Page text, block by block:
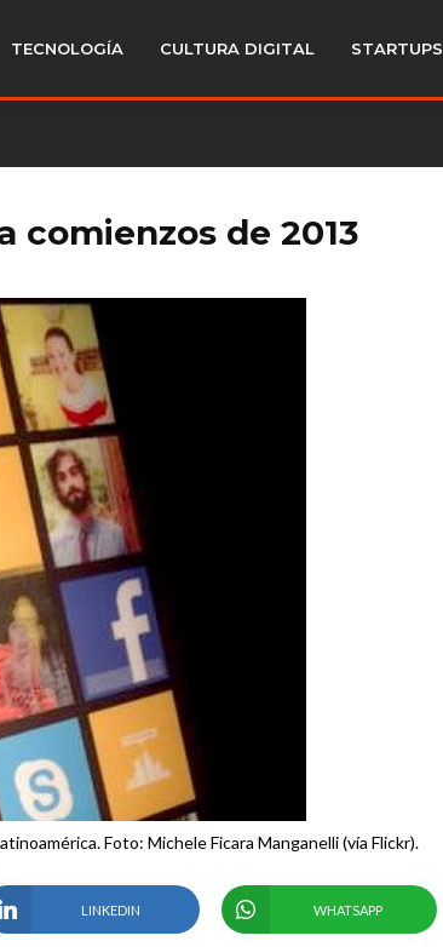
TECNOLOGÍA CULTURA DIGITAL STARTUPS
comienzos de 2013
Foto: Michele Ficara Manganelli (vía Flickr).
LINKEDIN WHATSAPP